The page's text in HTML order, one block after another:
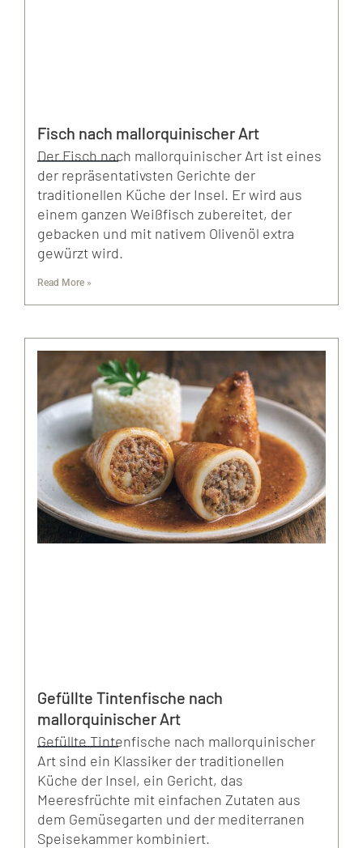
Fisch nach mallorquinischer Art
Der Fisch nach mallorquinischer Art ist eines
der repräsentativsten Gerichte der
traditionellen Küche der Insel. Er wird aus
einem ganzen Weißfisch zubereitet, der
gebacken und mit nativem Olivenöl extra
gewürzt wird.
Read More »
Gefüllte Tintenfische nach
mallorquinischer Art
Gefüllte Tintenfische nach mallorquinischer
Art sind ein Klassiker der traditionellen
Küche der Insel, ein Gericht, das
Meeresfrüchte mit einfachen Zutaten aus
dem Gemüsegarten und der mediterranen
Speisekammer kombiniert.